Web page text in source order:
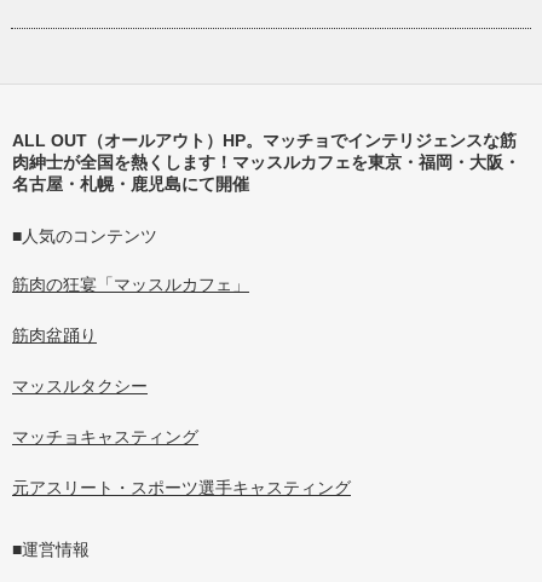
ALL OUT（オールアウト）HP。マッチョでインテリジェンスな筋
肉紳士が全国を熱くします！マッスルカフェを東京・福岡・大阪・
名古屋・札幌・鹿児島にて開催
■人気のコンテンツ
筋肉の狂宴「マッスルカフェ」
筋肉盆踊り
マッスルタクシー
マッチョキャスティング
元アスリート・スポーツ選手キャスティング
■運営情報